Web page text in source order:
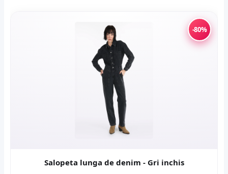
-80%
Salopeta lunga de denim - Gri inchis